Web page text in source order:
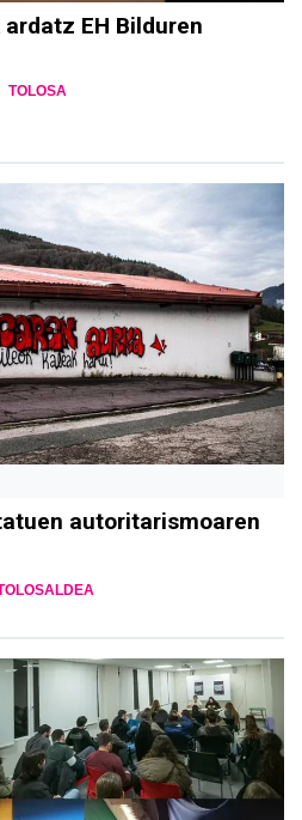
EH Bilduren
TOLOSA
autoritarismoaren